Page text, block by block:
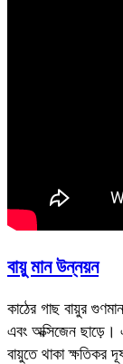
বায়ু মান উন্নয়ন
কাঠের গাছ বায়ুর
এবং অক্সিজেন ছাড়ে।
বায়ুতে থাকা ক্ষতিকর